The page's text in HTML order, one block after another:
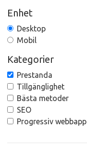
Enhet
Desktop
Mobil
Kategorier
Prestanda
Tillgänglighet
Bästa metoder
SEO
Progressiv webbapp